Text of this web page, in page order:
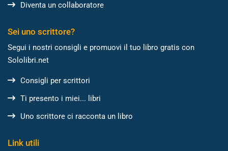
Diventa un collaboratore
Sei uno scrittore?
Segui i nostri consigli e promuovi il tuo libro gratis con
Sololibri.net
Consigli per scrittori
Ti presento i miei... libri
Uno scrittore ci racconta un libro
Link utili